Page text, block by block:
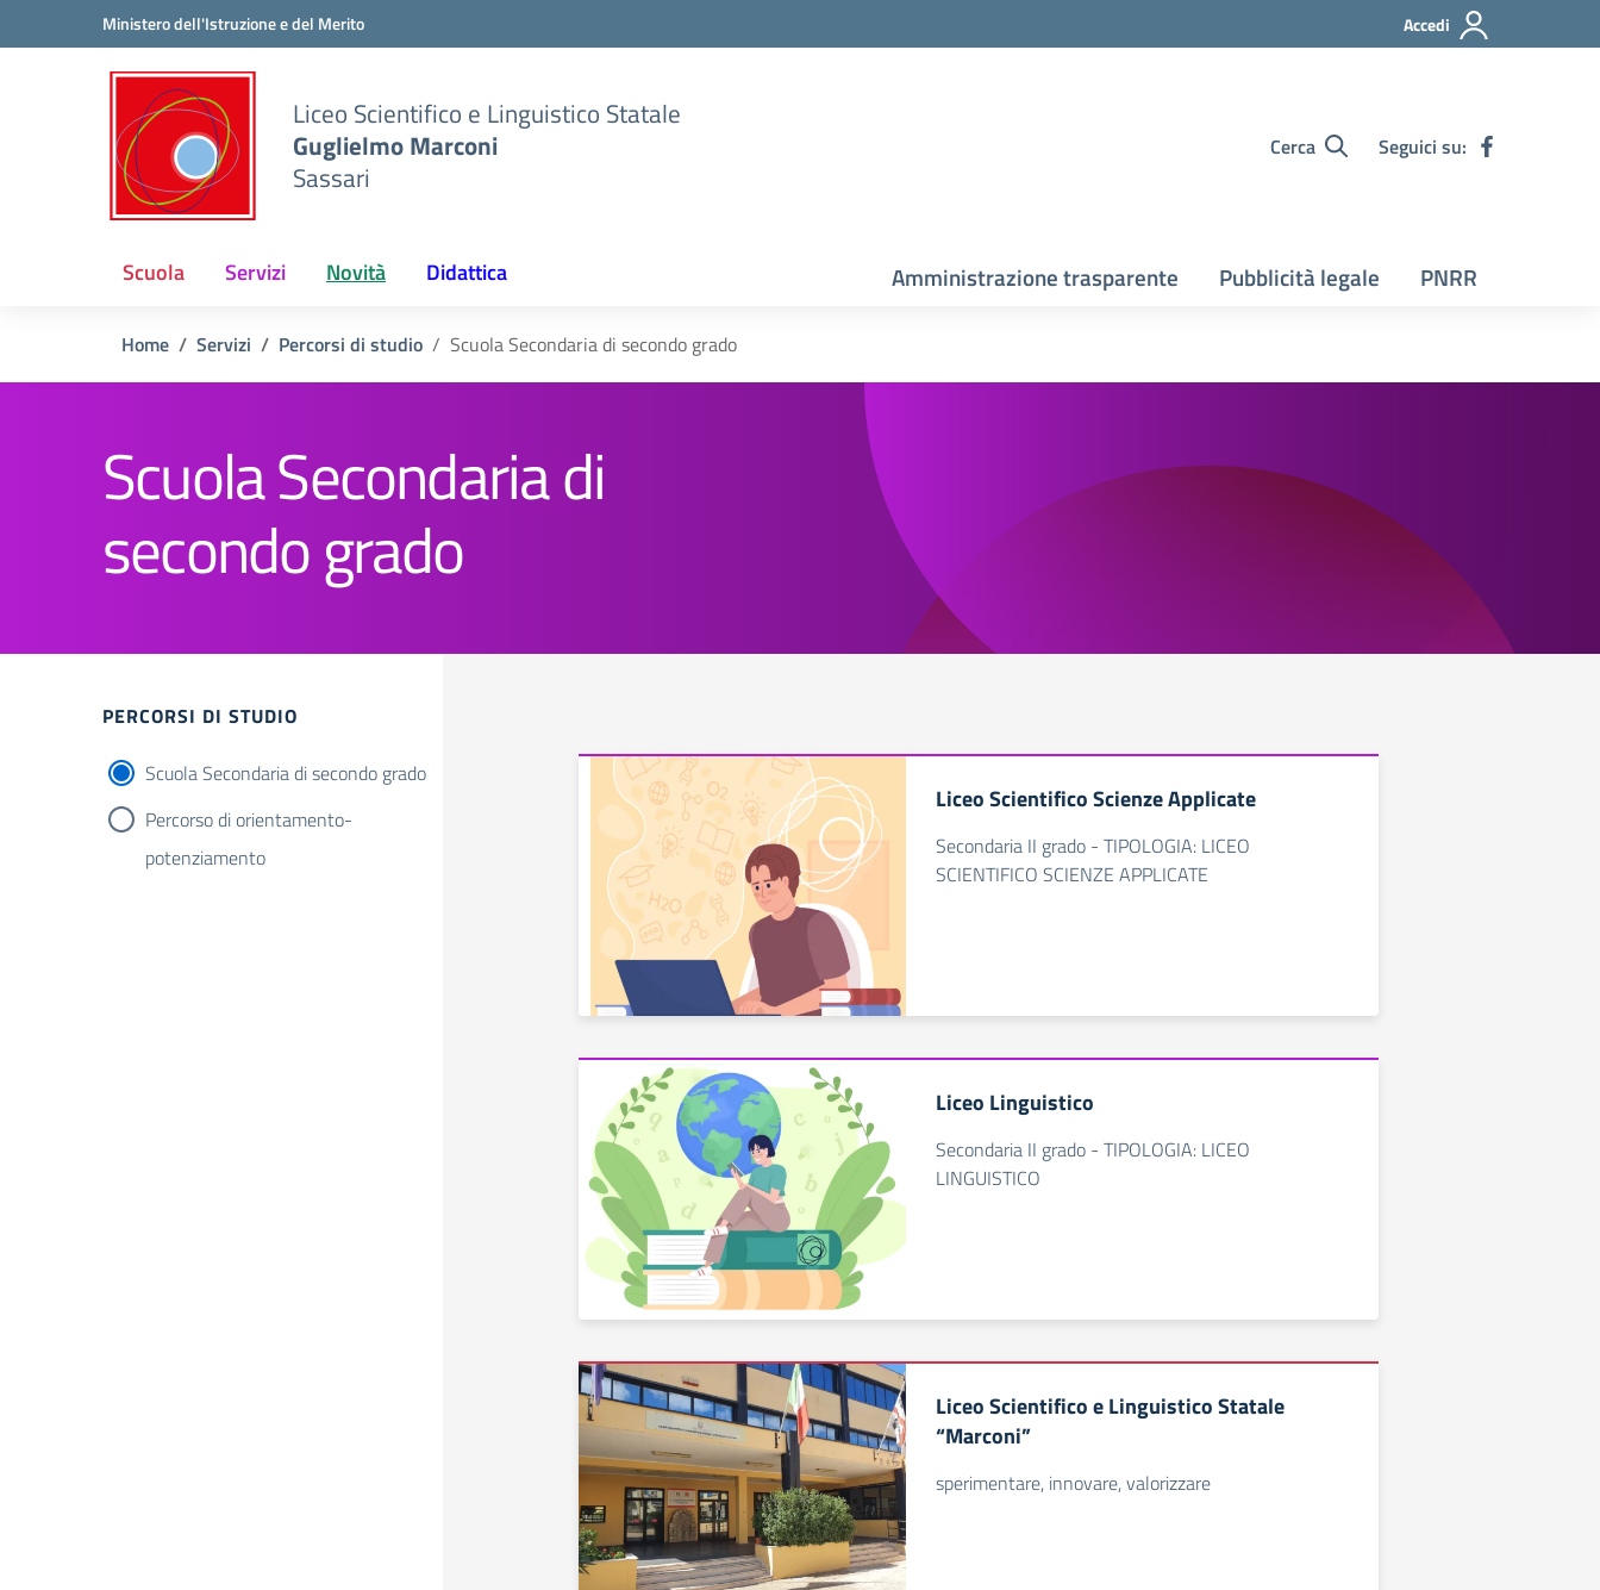
Vai ai contenuti
Vai al menu di navigazioneMinistero dell'Istruzione e del Merito Accedi
Liceo Scientifico e Linguistico Statale
Guglielmo Marconi
Sassari
Cerca Seguici su:
Scuola Servizi Novità Didattica Amministrazione trasparente Pubblicità legale PNRR
Home Servizi Percorsi di studio Scuola Secondaria di secondo grado
Scuola Secondaria di
secondo grado
PERCORSI DI STUDIO
Scuola Secondaria di secondo grado
Percorso di orientamento-
potenziamento
Liceo Scientifico Scienze Applicate
Secondaria II grado - TIPOLOGIA: LICEO
SCIENTIFICO SCIENZE APPLICATE
Liceo Linguistico
Secondaria II grado - TIPOLOGIA: LICEO
LINGUISTICO
Liceo Scientifico e Linguistico Statale
“Marconi”
sperimentare, innovare, valorizzare